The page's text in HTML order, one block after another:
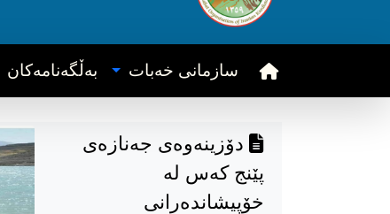
سازمانی خه‌بات به‌ڵگه‌نامه‌کان
دۆزینەوەی جەنازەی
پێنج کەس لە
خۆپیشاندەرانی